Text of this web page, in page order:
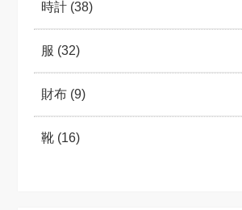
時計 (38)
服 (32)
財布 (9)
靴 (16)